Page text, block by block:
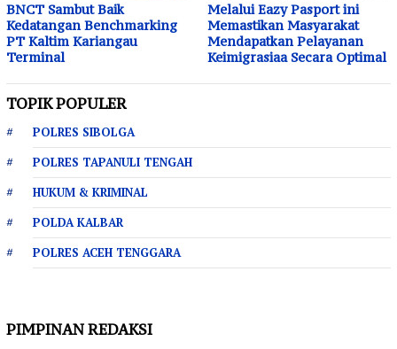
BNCT Sambut Baik
Kedatangan Benchmarking
PT Kaltim Kariangau
Terminal
Melalui Eazy Pasport ini
Memastikan Masyarakat
Mendapatkan Pelayanan
Keimigrasiaa Secara Optimal
TOPIK POPULER
POLRES SIBOLGA
POLRES TAPANULI TENGAH
HUKUM & KRIMINAL
POLDA KALBAR
POLRES ACEH TENGGARA
PIMPINAN REDAKSI